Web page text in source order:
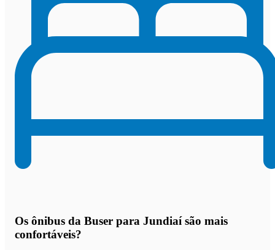
Os ônibus da Buser para Jundiaí são mais
confortáveis?